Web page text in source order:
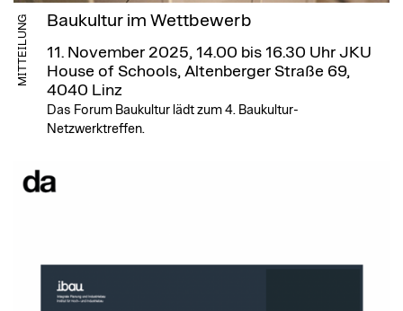
MITTEILUNG Baukultur im Wettbewerb
11. November 2025, 14.00 bis 16.30 Uhr JKU
House of Schools, Altenberger Straße 69,
4040 Linz
Das Forum Baukultur lädt zum 4. Baukultur-
Netzwerktreffen.